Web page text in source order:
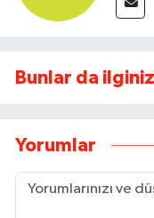
Bunlar da
Yorumlar